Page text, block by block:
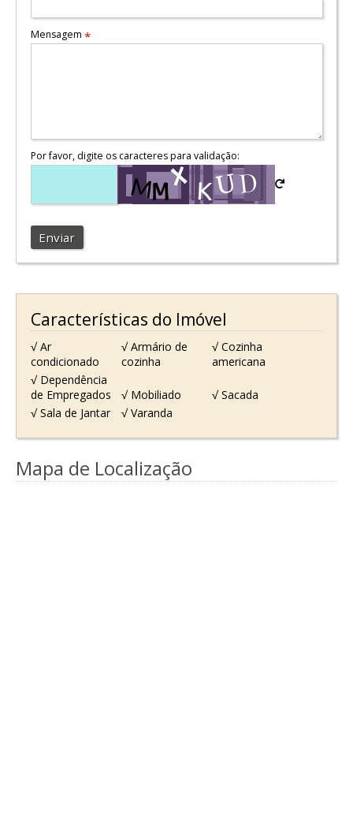
Mensagem *
Por favor, digite os caracteres para validação:
Enviar
Características do Imóvel
√ Ar
condicionado
√ Armário de
cozinha
√ Cozinha
americana
√ Dependência
de Empregados
√ Mobiliado
√ Sacada
√ Sala de Jantar
√ Varanda
Mapa de Localização